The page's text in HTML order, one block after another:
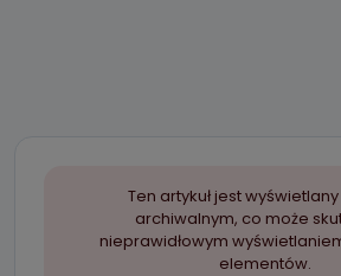
Ten artykuł jest
archiwalnym, co może
nieprawidłowym
elementów.